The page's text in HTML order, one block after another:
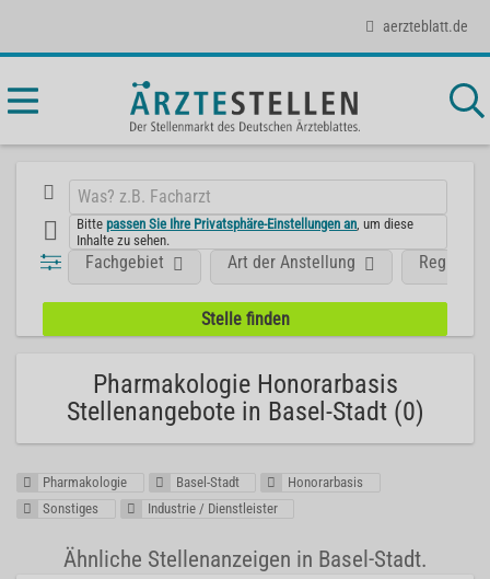
aerzteblatt.de
Bittepassen Sie Ihre Privatsphäre-Einstellungen an , um diese
Inhalte zu sehen.
Fachgebiet Art der Anstellung Region
Pharmakologie Honorarbasis
Stellenangebote in Basel-Stadt (0)
Pharmakologie Basel-Stadt
Honorarbasis
Sonstiges
Industrie / Dienstleister
Ähnliche Stellenanzeigen in Basel-Stadt.